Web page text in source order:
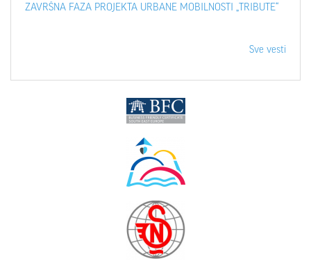
ZAVRŠNA FAZA PROJEKTA URBANE MOBILNOSTI „TRIBUTE“
Sve vesti